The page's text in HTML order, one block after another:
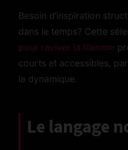
Besoin d’inspiration
dans le temps? Cette
pour raviver la flamme
courts et accessibles,
la dynamique.
Le langage